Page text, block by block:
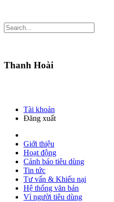
Thanh Hoài
Tài khoản
Đăng xuất
Giới thiệu
Hoạt động
Cảnh báo tiêu dùng
Tin tức
Tư vấn & Khiếu nại
Hệ thống văn bản
Vì người tiêu dùng